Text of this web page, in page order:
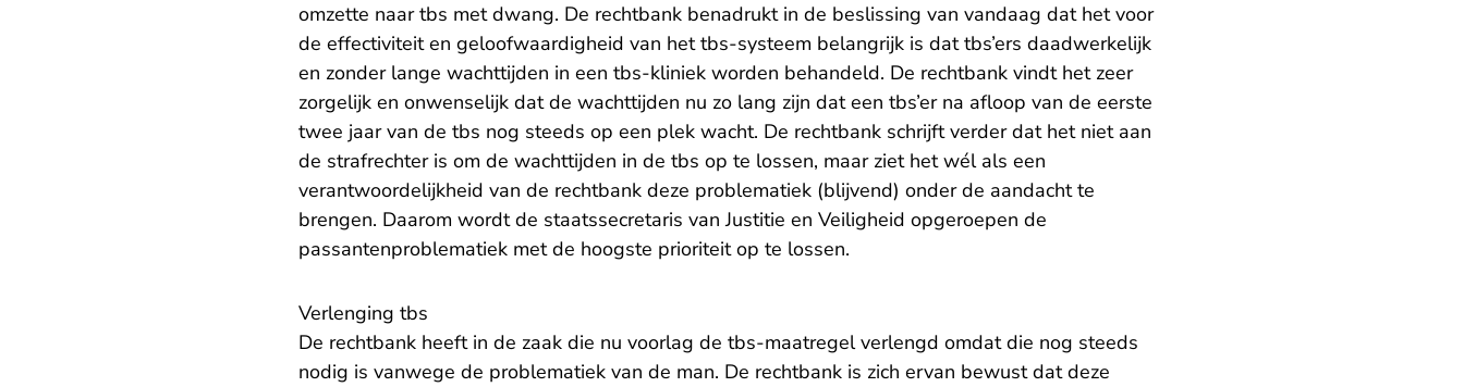
omzette naar tbs met dwang. De rechtbank benadrukt in de beslissing van vandaag dat het voor
de effectiviteit en geloofwaardigheid van het tbs-systeem belangrijk is dat tbs’ers daadwerkelijk
en zonder lange wachttijden in een tbs-kliniek worden behandeld. De rechtbank vindt het zeer
zorgelijk en onwenselijk dat de wachttijden nu zo lang zijn dat een tbs’er na afloop van de eerste
twee jaar van de tbs nog steeds op een plek wacht. De rechtbank schrijft verder dat het niet aan
de strafrechter is om de wachttijden in de tbs op te lossen, maar ziet het wél als een
verantwoordelijkheid van de rechtbank deze problematiek (blijvend) onder de aandacht te
brengen. Daarom wordt de staatssecretaris van Justitie en Veiligheid opgeroepen de
passantenproblematiek met de hoogste prioriteit op te lossen.
Verlenging tbs
De rechtbank heeft in de zaak die nu voorlag de tbs-maatregel verlengd omdat die nog steeds
nodig is vanwege de problematiek van de man. De rechtbank is zich ervan bewust dat deze